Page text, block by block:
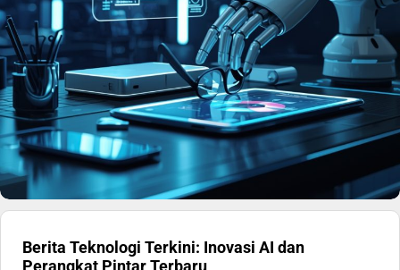
Berita Teknologi Terkini: Inovasi AI dan
Perangkat Pintar Terbaru